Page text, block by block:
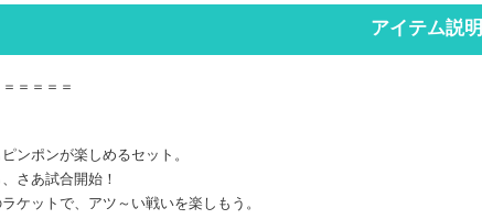
アイテム説明
＝＝＝＝
ンポンが楽しめるセット。
さあ試合開始！
ケットで、アツ～い戦いを楽しもう。